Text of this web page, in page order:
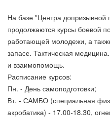
На базе "Центра допризывной
продолжаются курсы боевой
работающей молодежи, а
запасе. Тактическая
и взаимопомощь.
Расписание курсов:
Пн. - День самоподготовки;
Вт. - САМБО (специальная
акробатика) - 17.00-18.30,